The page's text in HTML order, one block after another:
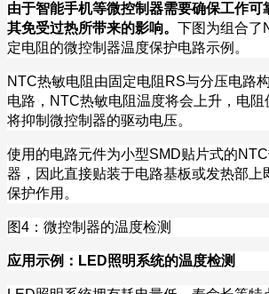
由于智能手机等微控制器需要确保工作可
其免受过热所带来的影响。 下图为组合了
定电阻的微控制器温度保护电路示例。
NTC热敏电阻由固定电阻 RS与分压电路
电路， NTC热敏电阻温度将会上升，电
将抑制微控制器的驱动电压。
使用的电路元件为小型SMD贴片式的NTC
器，因此直接贴装于电路基板或发热部上
保护作用。
图4 ：微控制器的温度检测
应用示例： LED照明系统的温度检测